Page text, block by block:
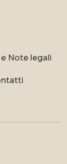
e Note legali